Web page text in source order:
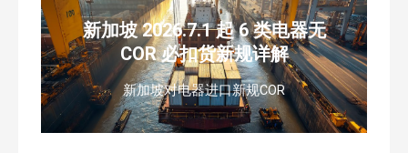
新加坡 2026.7.1 起 6 类电器无
COR 必扣货新规详解
新加坡对电器进口新规COR